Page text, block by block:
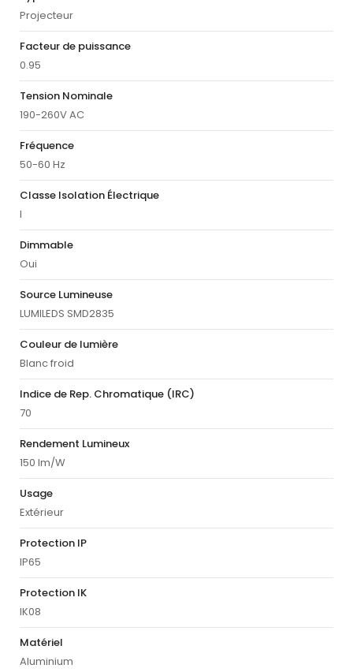
Projecteur
Facteur de puissance
0.95
Tension Nominale
190-260V AC
Fréquence
50-60 Hz
Classe Isolation Électrique
I
Dimmable
Oui
Source Lumineuse
LUMILEDS SMD2835
Couleur de lumière
Blanc froid
Indice de Rep. Chromatique (IRC)
70
Rendement Lumineux
150 lm/W
Usage
Extérieur
Protection IP
IP65
Protection IK
IK08
Matériel
Aluminium